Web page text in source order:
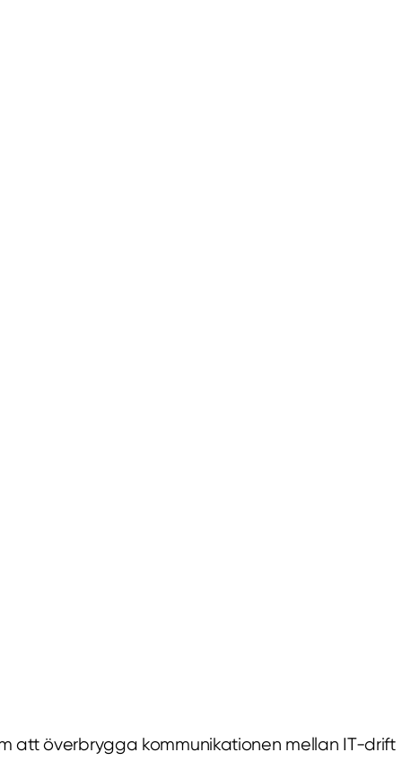
att överbrygga kommunikationen mellan IT-drift